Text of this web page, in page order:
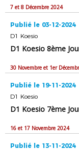
7 et 8 Décembre 2024
Publié le 03-12-2024
D1 Koesio
D1 Koesio 8ème
30 Novembre et 1er
Publié le 19-11-2024
D1 Koesio
D1 Koesio 7ème
16 et 17 Novembre 2024
Publié le 13-11-2024